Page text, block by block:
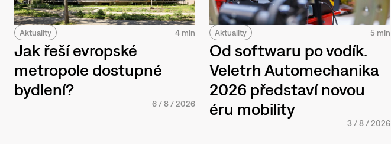
Aktuality 4 min
Jak řeší evropské
metropole dostupné
bydlení?
6 /8 /2026
Aktuality 5 min
Od softwaru po vodík.
Veletrh Automechanika
2026 představí novou
éru mobility
3 /8 /2026